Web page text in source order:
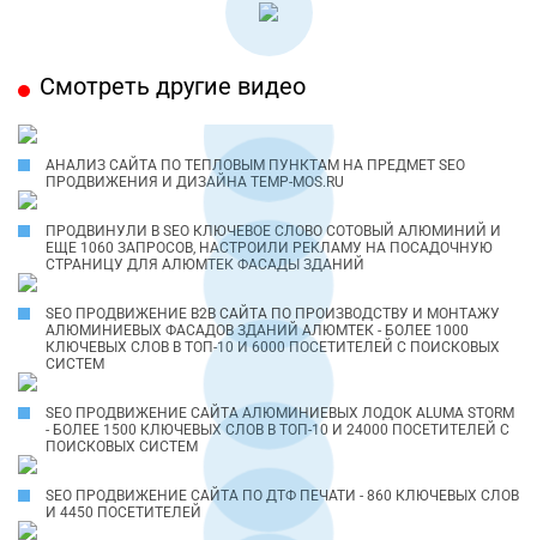
Смотреть другие видео
АНАЛИЗ САЙТА ПО ТЕПЛОВЫМ ПУНКТАМ НА ПРЕДМЕТ SEO
ПРОДВИЖЕНИЯ И ДИЗАЙНА TEMP-MOS.RU
ПРОДВИНУЛИ В SEO КЛЮЧЕВОЕ СЛОВО СОТОВЫЙ АЛЮМИНИЙ И
ЕЩЕ 1060 ЗАПРОСОВ, НАСТРОИЛИ РЕКЛАМУ НА ПОСАДОЧНУЮ
СТРАНИЦУ ДЛЯ АЛЮМТЕК ФАСАДЫ ЗДАНИЙ
SEO ПРОДВИЖЕНИЕ B2B САЙТА ПО ПРОИЗВОДСТВУ И МОНТАЖУ
АЛЮМИНИЕВЫХ ФАСАДОВ ЗДАНИЙ АЛЮМТЕК - БОЛЕЕ 1000
КЛЮЧЕВЫХ СЛОВ В ТОП-10 И 6000 ПОСЕТИТЕЛЕЙ С ПОИСКОВЫХ
СИСТЕМ
SEO ПРОДВИЖЕНИЕ САЙТА АЛЮМИНИЕВЫХ ЛОДОК ALUMA STORM
- БОЛЕЕ 1500 КЛЮЧЕВЫХ СЛОВ В ТОП-10 И 24000 ПОСЕТИТЕЛЕЙ С
ПОИСКОВЫХ СИСТЕМ
SEO ПРОДВИЖЕНИЕ САЙТА ПО ДТФ ПЕЧАТИ - 860 КЛЮЧЕВЫХ СЛОВ
И 4450 ПОСЕТИТЕЛЕЙ